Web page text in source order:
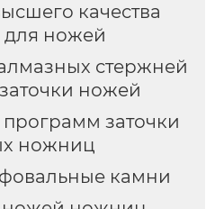
качества
для ножей
стержней
ножей
заточки
ножниц
камни